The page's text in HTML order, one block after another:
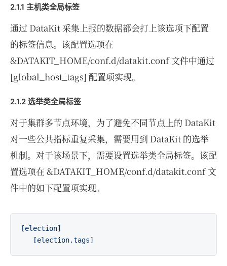
2.1.1 主机类全局标签
通过 DataKit 采集上报的数据都会打上该选项下配置
的标签信息。该配置选项在
&DATAKIT_HOME/conf.d/datakit.conf 文件中通过
[global_host_tags] 配置项实现。
2.1.2 选举类全局标签
对于集群多节点环境，为了避免不同节点上的 DataKit
对一些公共指标重复采集，需要用到 DataKit 的选举
机制。对于该场景下，需要设置选举类全局标签。该配
置选项在 &DATAKIT_HOME/conf.d/datakit.conf 文
件中的如下配置项实现。
[election]
   [election.tags]